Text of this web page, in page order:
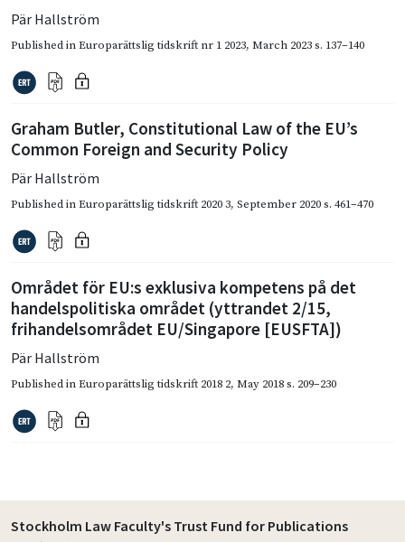
Pär Hallström
Published inEuroparättslig tidskrift nr 1 2023, March 2023s. 137–140
Graham Butler, Constitutional Law of the EU’s
Common Foreign and Security Policy
Pär Hallström
Published inEuroparättslig tidskrift 2020 3, September 2020s. 461–470
Området för EU:s exklusiva kompetens på det
handels­politiska området (yttrandet 2/15,
frihandelsområdet EU/Singapore [EUSFTA])
Pär Hallström
Published inEuroparättslig tidskrift 2018 2, May 2018s. 209–230
Stockholm Law Faculty's Trust Fund for Publications